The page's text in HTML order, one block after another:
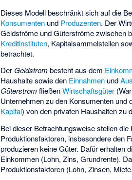
Dieses Modell beschränkt sich auf die
Konsumenten und Produzenten. Der
Geldströme und Güterströme zwischen
Kreditinstituten, Kapitalsammelstellen
betrachtet.
Der Geldstrom besteht aus dem
Haushalte sowie den Einnahmen und
Güterstrom fließenWirtschaftsgüter
Unternehmen zu den Konsumenten und
Kapital) von den privaten Haushalten zu
Bei dieser Betrachtungsweise stellen
Produktionsfaktoren, insbesondere den
produzieren keine Güter. Dafür erhalten
Einkommen (Lohn, Zins, Grundrente).
Produktionsfaktoren (Lohn, Zinsen,